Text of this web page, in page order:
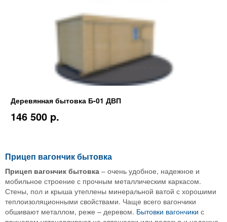
Деревянная бытовка Б-01 ДВП
146 500 p.
Прицеп вагончик бытовка
Прицеп вагончик бытовка – очень удобное, надежное и
мобильное строение с прочным металлическим каркасом.
Стены, пол и крыша утеплены минеральной ватой с хорошими
теплоизоляционными свойствами. Чаще всего вагончики
обшивают металлом, реже – деревом. Бытовки вагончики с